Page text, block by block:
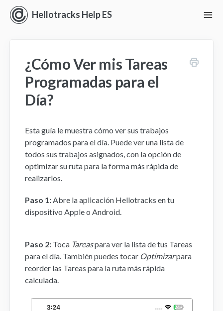
Hellotracks Help ES
En vivo
Ubicación
Administrar
Análisis
Ajustes y Permisos
Aplicación Móvil
FAQs
¿Cómo Ver mis Tareas
Programadas para el
Día?
Esta guía le muestra cómo ver sus trabajos
programados para el día. Puede ver una lista de
todos sus trabajos asignados, con la opción de
optimizar su ruta para la forma más rápida de
realizarlos.
Paso 1:Abre la aplicación Hellotracks en tu
dispositivo Apple o Android.
Paso 2: Toca Tareaspara ver la lista de tus Tareas
para el día. También puedes tocar Optimizarpara
reorder las Tareas para la ruta más rápida
calculada.